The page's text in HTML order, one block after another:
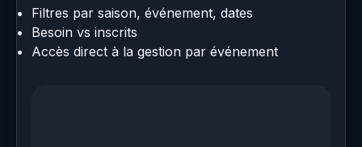
Filtres par saison, événement, dates
Besoin vs inscrits
Accès direct à la gestion par événement